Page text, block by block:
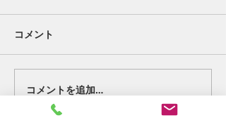
好転反応②。
コメント
コメントを追加…